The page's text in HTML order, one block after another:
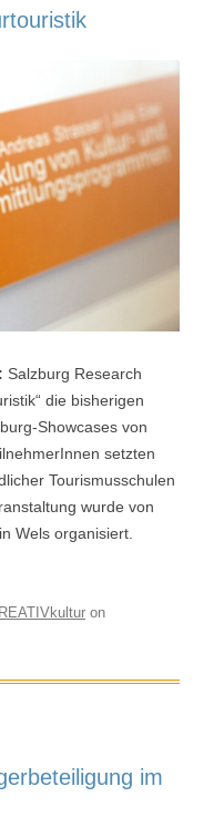
Salzburg Research
die bisherigen
Showcases von
setzten
Tourismusschulen
wurde von
Wels organisiert.
on
im